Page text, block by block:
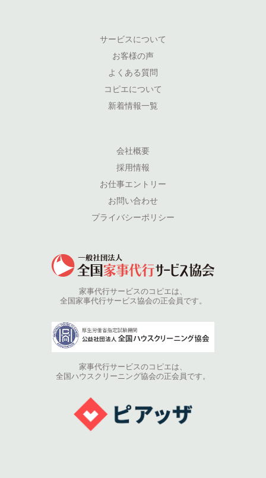
サービスについて
お客様の声
よくある質問
コピエについて
新着情報一覧
会社概要
採用情報
お仕事エントリー
お問い合わせ
プライバシーポリシー
家事代行サービスのコピエは、
全国家事代行サービス協会の正会員です。
家事代行サービスのコピエは、
全国ハウスクリーニング協会の正会員です。